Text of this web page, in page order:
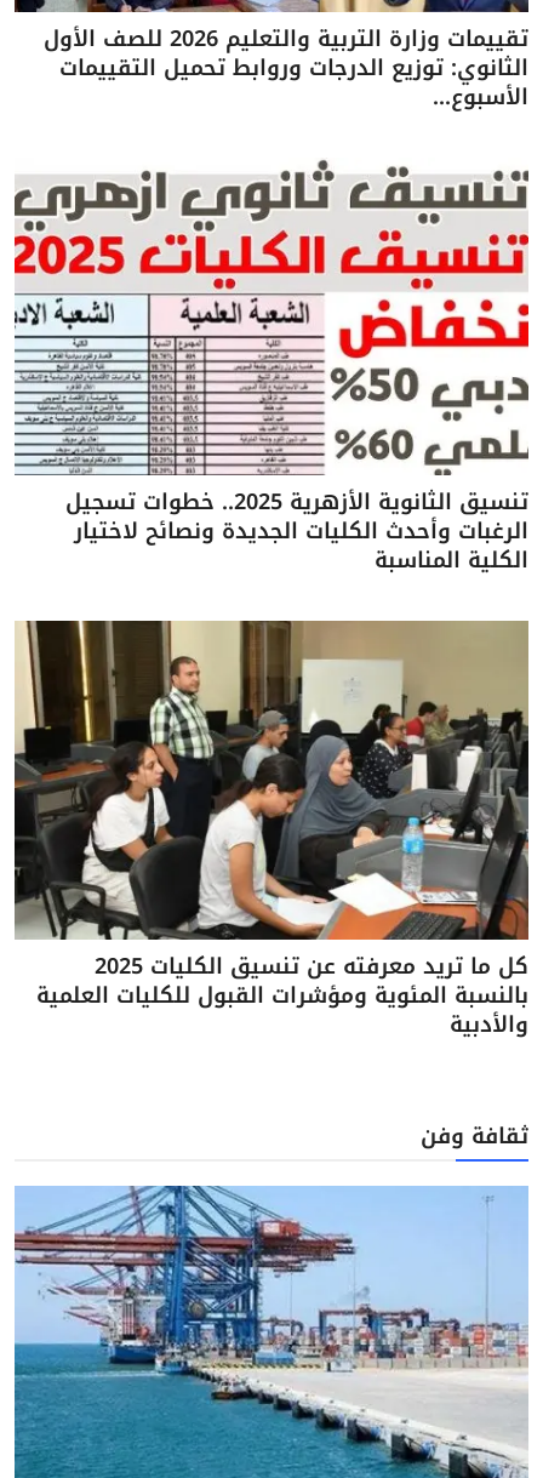
تقييمات وزارة التربية والتعليم 2026 للصف الأول
الثانوي: توزيع الدرجات وروابط تحميل التقييمات
الأسبوع...
تنسيق الثانوية الأزهرية 2025.. خطوات تسجيل
الرغبات وأحدث الكليات الجديدة ونصائح لاختيار
الكلية المناسبة
كل ما تريد معرفته عن تنسيق الكليات 2025
بالنسبة المئوية ومؤشرات القبول للكليات العلمية
والأدبية
ثقافة وفن